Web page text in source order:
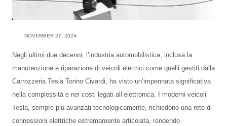
NOVEMBER 27, 2024
Negli ultimi due decenni, l’industria automobilistica, inclusa la
manutenzione e riparazione di veicoli elettrici come quelli gestiti dalla
Carrozzeria Tesla Torino Civardi, ha visto un’impennata significativa
nella complessità e nei costi legati all’elettronica. I moderni veicoli
Tesla, sempre più avanzati tecnologicamente, richiedono una rete di
connessioni elettriche estremamente articolata, rendendo